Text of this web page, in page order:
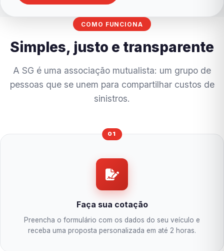
COMO FUNCIONA
Simples, justo e transparente
A SG é uma associação mutualista: um grupo de
pessoas que se unem para compartilhar custos de
sinistros.
01
Faça sua cotação
Preencha o formulário com os dados do seu veículo e
receba uma proposta personalizada em até 2 horas.